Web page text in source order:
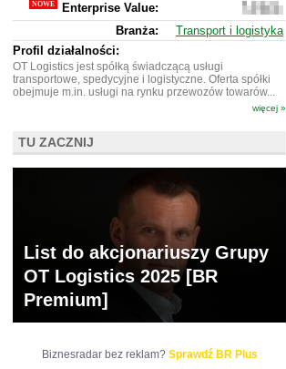
Enterprise Value:
231 114
Branża:
Transport i logistyka
Profil działalności:
OT Logistics jest spółką świadczącą usługi
transportowe, spedycyjne i logistyczne. Oferta spółki
obejmuje m.in. usługi na rynku przewozów towarów...
więcej »
TU ZACZNIJ
List do akcjonariuszy Grupy
OT Logistics 2025 [BR
Premium]
Biznesradar bez reklam? Sprawdź BR Plus